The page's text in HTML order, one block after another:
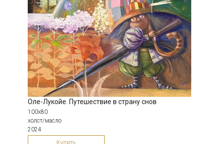
100х80
холст/масло
2024
Оле-Лукойе. Путешествие в страну снов